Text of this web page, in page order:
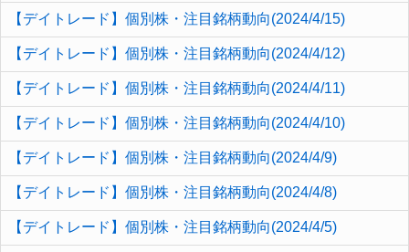
【デイトレード】個別株・注目銘柄動向(2024/4/15)
【デイトレード】個別株・注目銘柄動向(2024/4/12)
【デイトレード】個別株・注目銘柄動向(2024/4/11)
【デイトレード】個別株・注目銘柄動向(2024/4/10)
【デイトレード】個別株・注目銘柄動向(2024/4/9)
【デイトレード】個別株・注目銘柄動向(2024/4/8)
【デイトレード】個別株・注目銘柄動向(2024/4/5)